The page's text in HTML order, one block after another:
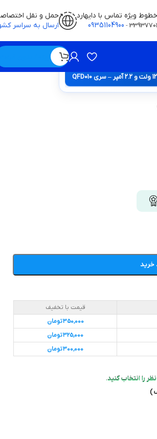
خطوط ویژه تماس با دایهارد
33937701
-
09351104900
حمل و نقل
ارسال به سراسر
خرید
قیمت با تخفیف
350,000تومان
325,000تومان
300,000تومان
را انتخاب کنید.
)